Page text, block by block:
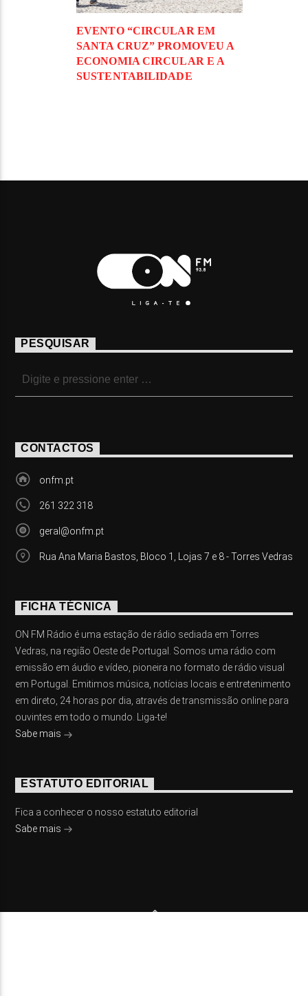
EVENTO “CIRCULAR EM
SANTA CRUZ” PROMOVEU A
ECONOMIA CIRCULAR E A
SUSTENTABILIDADE
PESQUISAR
CONTACTOS
onfm.pt
261 322 318
geral@onfm.pt
Rua Ana Maria Bastos, Bloco 1, Lojas 7 e 8 - Torres Vedras
FICHA TÉCNICA
ON FM Rádio é uma estação de rádio sediada em Torres
Vedras, na região Oeste de Portugal. Somos uma rádio com
emissão em áudio e vídeo, pioneira no formato de rádio visual
em Portugal. Emitimos música, notícias locais e entretenimento
em direto, 24 horas por dia, através de transmissão online para
ouvintes em todo o mundo. Liga-te!
Sabe mais
ESTATUTO EDITORIAL
Fica a conhecer o nosso estatuto editorial
Sabe mais